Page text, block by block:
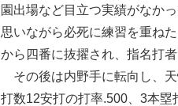
園出場など目立つ実績がなか
思いながら必死に練習を重ね
から四番に抜擢され、指名打
その後は内野手に転向し、
打数12安打の打率.500、3本